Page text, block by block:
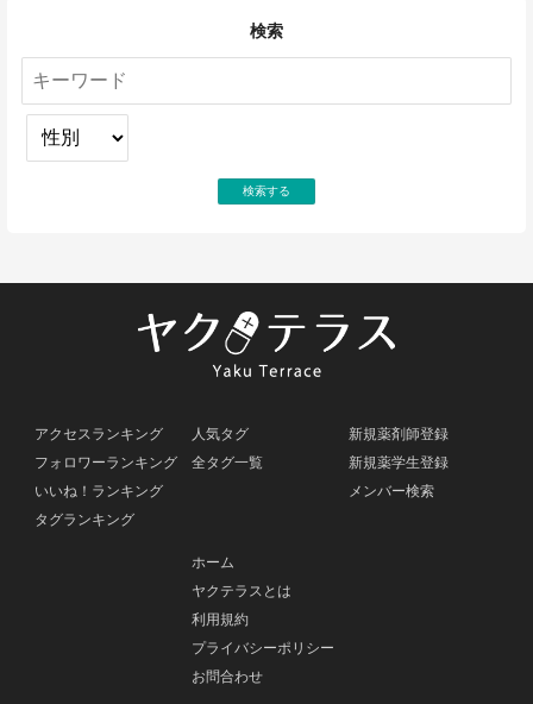
検索
アクセスランキング
フォロワーランキング
いいね！ランキング
タグランキング
人気タグ
全タグ一覧
新規薬剤師登録
新規薬学生登録
メンバー検索
ホーム
ヤクテラスとは
利用規約
プライバシーポリシー
お問合わせ